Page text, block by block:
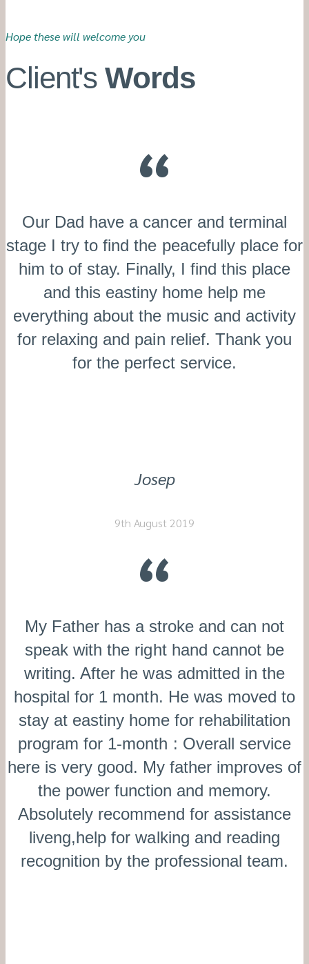
Hope these will welcome you
Client'sWords
Our Dad have a cancer and terminal
stage I try to find the peacefully place for
him to of stay. Finally, I find this place
and this eastiny home help me
everything about the music and activity
for relaxing and pain relief. Thank you
for the perfect service.
Josep
9th August 2019
My Father has a stroke and can not
speak with the right hand cannot be
writing. After he was admitted in the
hospital for 1 month. He was moved to
stay at eastiny home for rehabilitation
program for 1-month : Overall service
here is very good. My father improves of
the power function and memory.
Absolutely recommend for assistance
liveng,help for walking and reading
recognition by the professional team.